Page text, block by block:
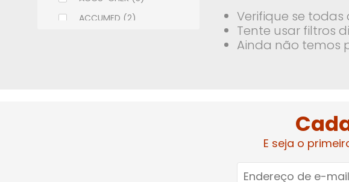
ACCUMED (2)
Verifique se
Tente usar filtros
Ainda não temos
E seja o